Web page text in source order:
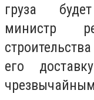
груза
министр
его